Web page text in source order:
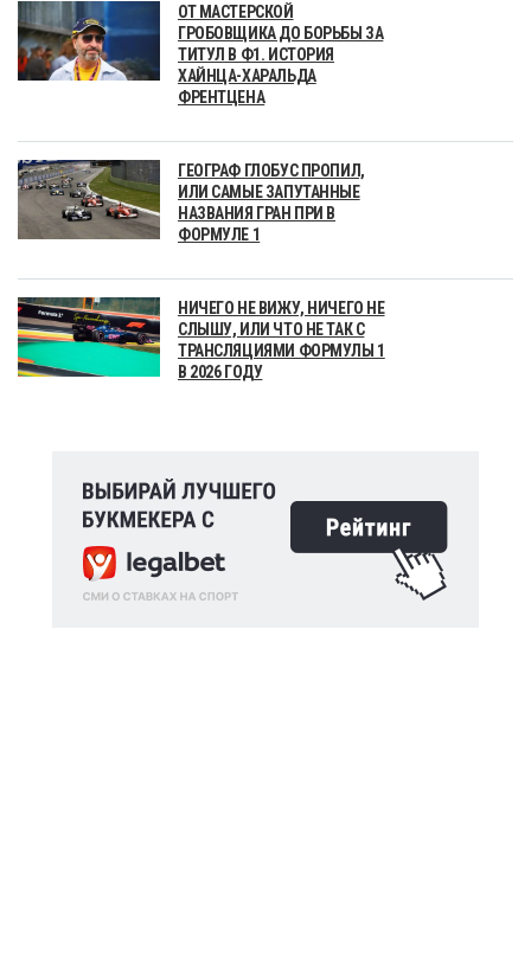
ОТ МАСТЕРСКОЙ
ГРОБОВЩИКА ДО БОРЬБЫ ЗА
ТИТУЛ В Ф1. ИСТОРИЯ
ХАЙНЦА-ХАРАЛЬДА
ФРЕНТЦЕНА
ГЕОГРАФ ГЛОБУС ПРОПИЛ,
ИЛИ САМЫЕ ЗАПУТАННЫЕ
НАЗВАНИЯ ГРАН ПРИ В
ФОРМУЛЕ 1
НИЧЕГО НЕ ВИЖУ, НИЧЕГО НЕ
СЛЫШУ, ИЛИ ЧТО НЕ ТАК С
ТРАНСЛЯЦИЯМИ ФОРМУЛЫ 1
В 2026 ГОДУ